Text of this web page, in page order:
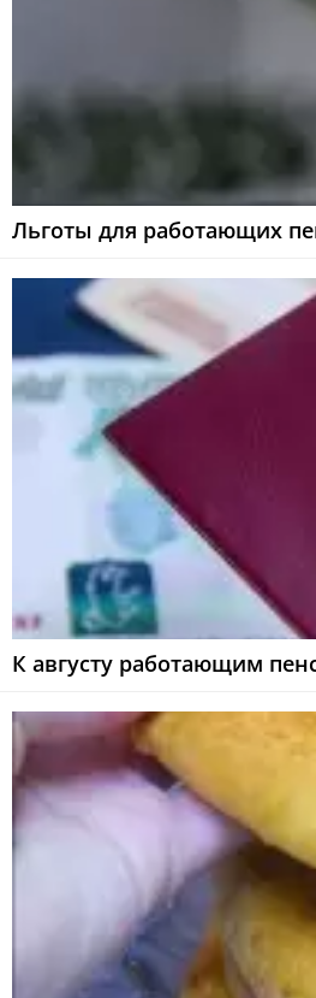
Льготы для работающих
К августу работающим